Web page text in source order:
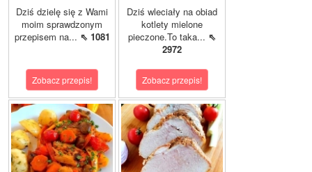
Dziś dzielę się z Wami
moim sprawdzonym
przepisem na... ⇖ 1081
Zobacz przepis!
Dziś wleciały na obiad
kotlety mielone
pieczone.To taka... ⇖
2972
Zobacz przepis!